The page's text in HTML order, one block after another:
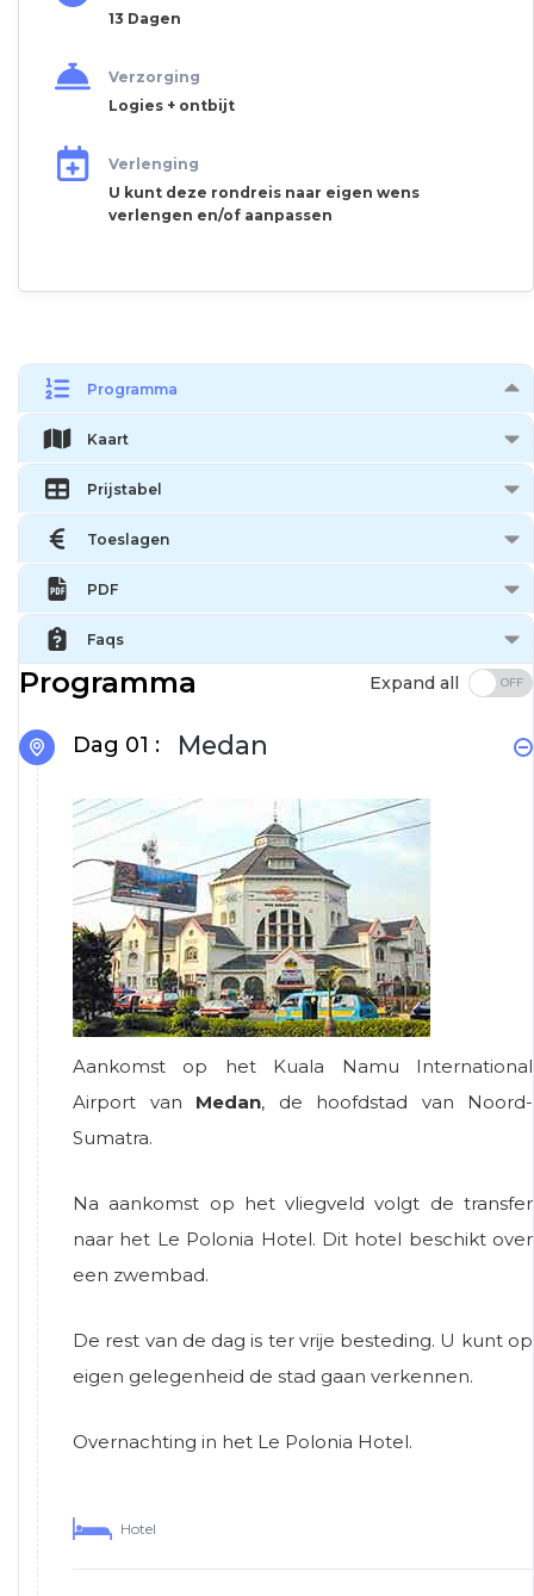
13 Dagen
Verzorging
Logies + ontbijt
Verlenging
U kunt deze rondreis naar eigen wens
verlengen en/of aanpassen
Programma
Kaart
Prijstabel
Toeslagen
PDF
Faqs
Programma Expand all
Dag 01 : Medan
Aankomst op het Kuala Namu International
Airport van Medan, de hoofdstad van Noord-
Sumatra.
Na aankomst op het vliegveld volgt de transfer
naar het Le Polonia Hotel. Dit hotel beschikt over
een zwembad.
De rest van de dag is ter vrije besteding. U kunt op
eigen gelegenheid de stad gaan verkennen.
Overnachting in het Le Polonia Hotel.
Hotel